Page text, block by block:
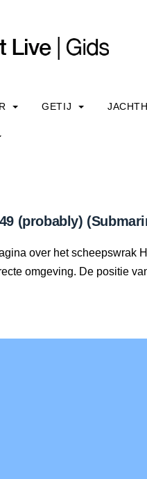
GETIJ
(probably)
over het scheepswrak
omgeving. De positie